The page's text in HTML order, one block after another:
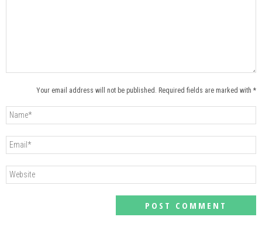
Your email address will not be published. Required fields are marked with *